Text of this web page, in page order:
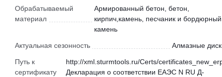
Обрабатываемый
материал
Армированный бетон, бетон,
кирпич,камень, песчаник и бордюрный
камень
Актуальная сезонность Алмазные
Путь к
сертификату
http://xml.sturmtools.ru/Certs/
Декларация о соответствии ЕАЭС N RU Д-